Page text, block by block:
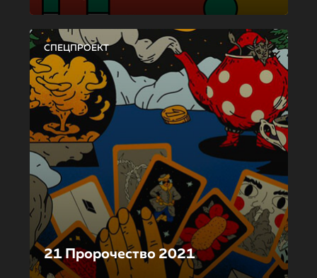
СПЕЦПРОЕКТ
21 Пророчество 2021